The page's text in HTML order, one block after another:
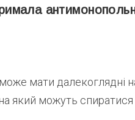
мати далекоглядні
який можуть спиратися